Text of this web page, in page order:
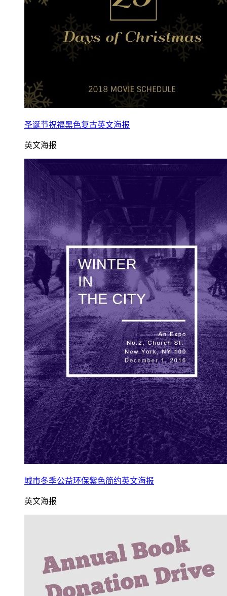
圣诞节祝福黑色复古英文海报
英文海报
城市冬季公益环保紫色简约英文海报
英文海报